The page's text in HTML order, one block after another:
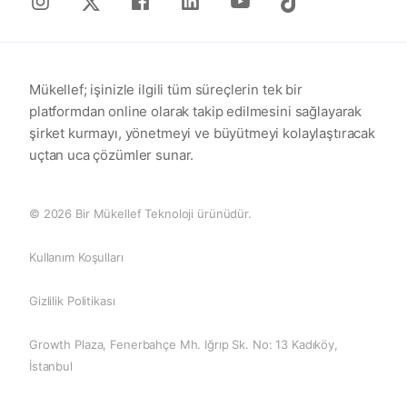
Mükellef; işinizle ilgili tüm süreçlerin tek bir
platformdan online olarak takip edilmesini sağlayarak
şirket kurmayı, yönetmeyi ve büyütmeyi kolaylaştıracak
uçtan uca çözümler sunar.
© 2026 Bir Mükellef Teknoloji ürünüdür.
Kullanım Koşulları
Gizlilik Politikası
Growth Plaza, Fenerbahçe Mh. Iğrıp Sk. No: 13 Kadıköy,
İstanbul